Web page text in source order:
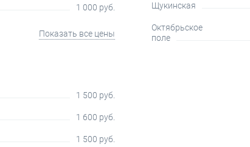
1 000 руб.
Показать все цены
1 500 руб.
1 600 руб.
1 500 руб.
Щукинская
Октябрьское
поле